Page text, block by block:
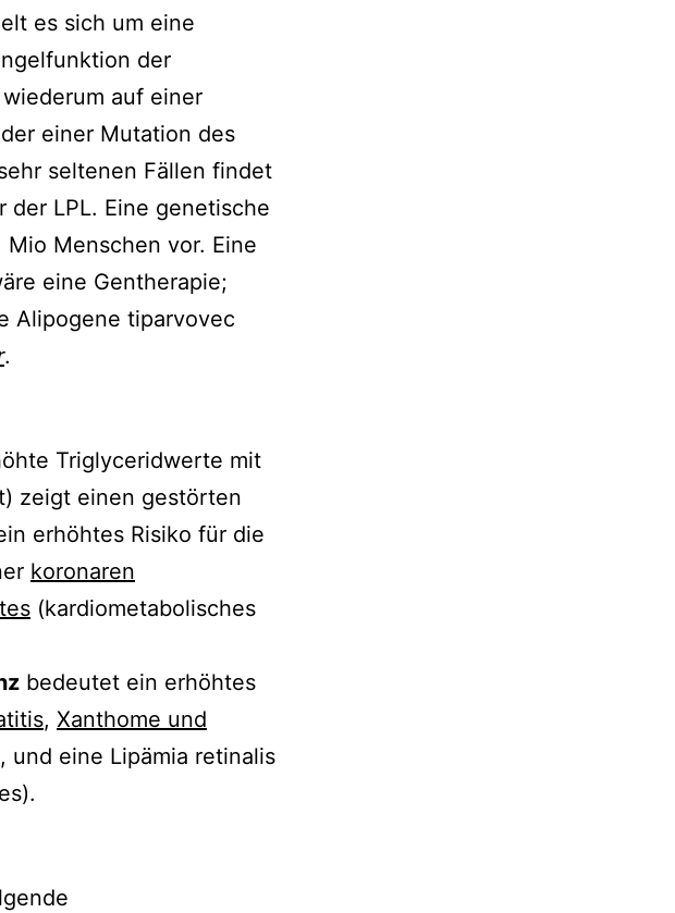
es sich um eine
der
auf einer
einer Mutation des
seltenen Fällen findet
LPL. Eine genetische
Menschen vor. Eine
eine Gentherapie;
Alipogene tiparvovec
.
Triglyceridwerte mit
zeigt einen gestörten
erhöhtes Risiko für die
koronaren
(kardiometabolisches
bedeutet ein erhöhtes
, Xanthome und
und eine Lipämia retinalis